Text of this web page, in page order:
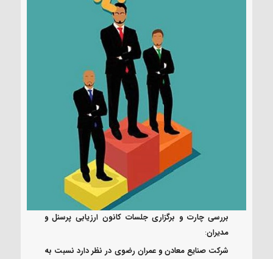
بررسی چارت و برگزاری جلسات کانون ارزیابی پرسنل و
مدیران:
شرکت صنایع معادن و عمران رضوی در نظر دارد نسبت به